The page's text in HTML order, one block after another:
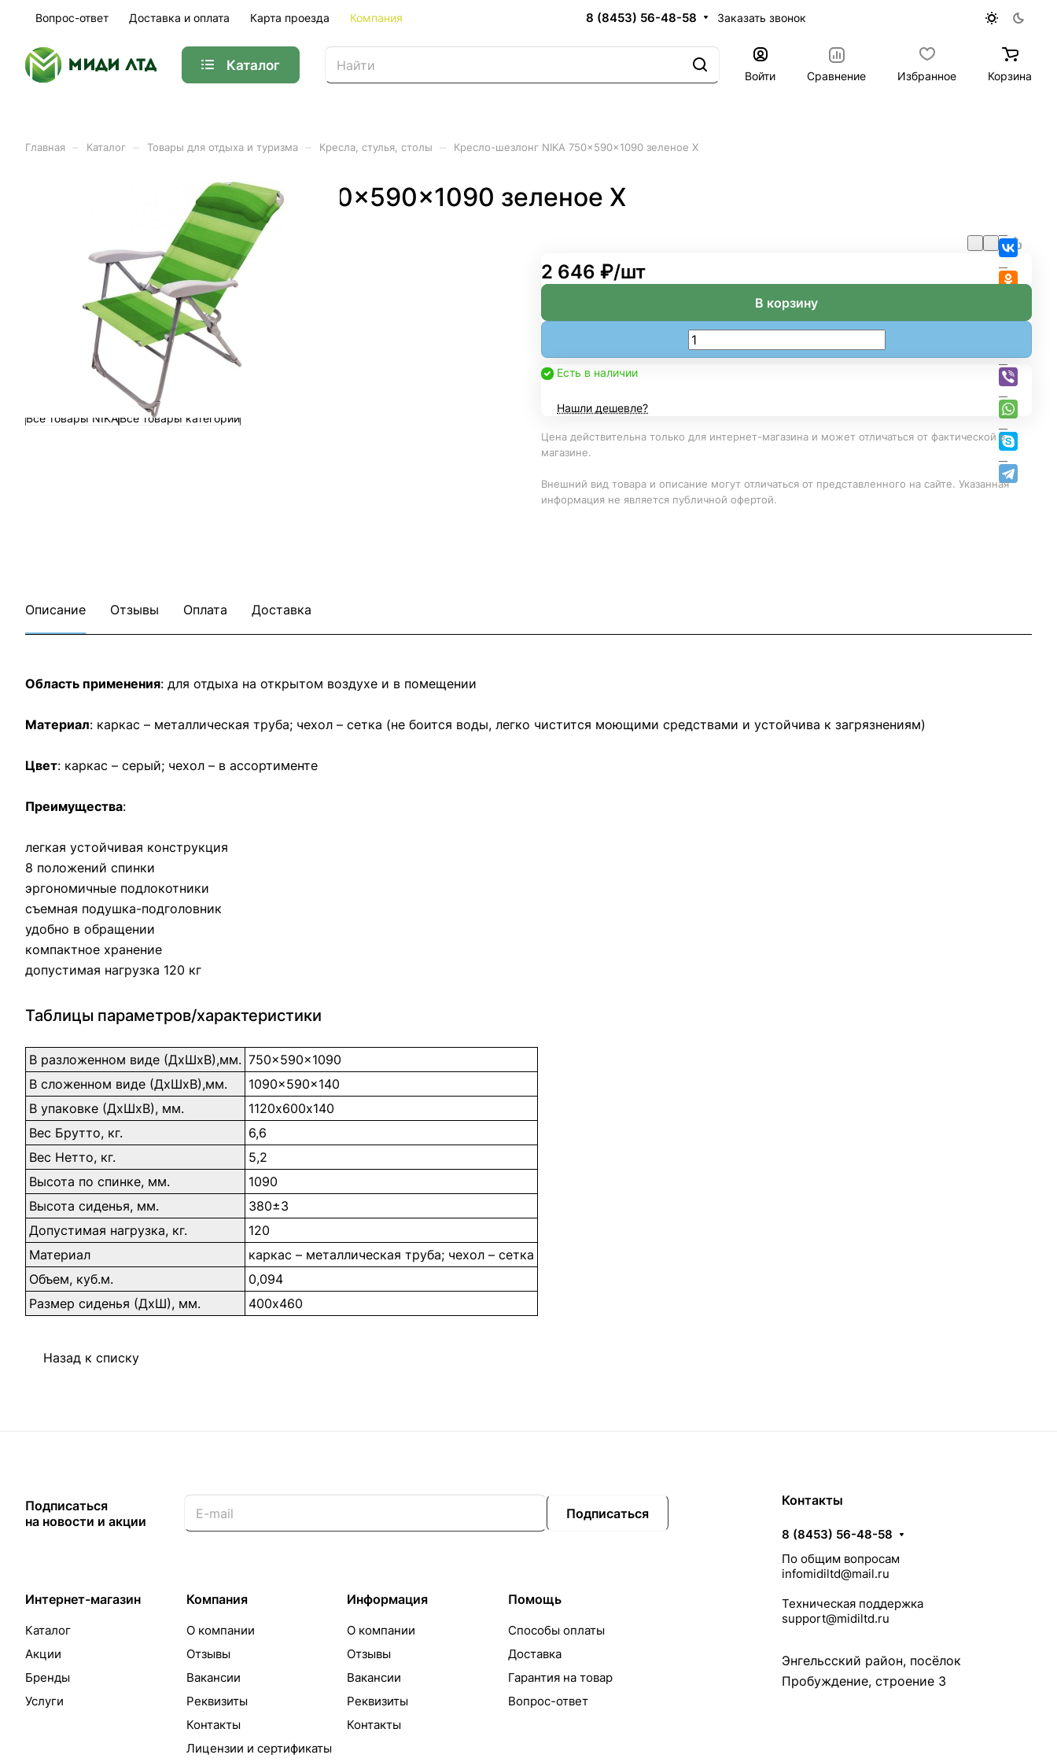
Вопрос-ответ Доставка и оплата Карта проезда Компания 8 (8453) 56-48-58 Заказать звонок
Каталог
Войти Сравнение Избранное Корзина
Главная Каталог Товары для отдыха и туризма Кресла, стулья, столы Кресло-шезлонг NIKA 750x590x1090 зеленое Х
Кресло-шезлонг NIKA 750x590x1090 зеленое Х
Все товары NIKAВсе товары категории
2 646 ₽/шт
В корзину
Есть в наличии
Нашли дешевле?
Цена действительна только для интернет-магазина и может отличаться от фактической в
магазине.
Внешний вид товара и описание могут отличаться от представленного на сайте. Указанная
информация не является публичной офертой.
Описание Отзывы Оплата Доставка
Область применения: для отдыха на открытом воздухе и в помещении
Материал: каркас – металлическая труба; чехол – сетка (не боится воды, легко чистится моющими средствами и устойчива к загрязнениям)
Цвет: каркас – серый; чехол – в ассортименте
Преимущества:
легкая устойчивая конструкция
8 положений спинки
эргономичные подлокотники
съемная подушка-подголовник
удобно в обращении
компактное хранение
допустимая нагрузка 120 кг
Таблицы параметров/характеристики
В разложенном виде (ДхШхВ),мм. 750x590x1090
В сложенном виде (ДхШхВ),мм.
1090x590x140
В упаковке (ДхШхВ), мм.
1120х600х140
Вес Брутто, кг.
6,6
Вес Нетто, кг.
5,2
Высота по спинке, мм.
1090
Высота сиденья, мм.
380±3
Допустимая нагрузка, кг.
120
Материал
каркас – металлическая труба; чехол – сетка
Объем, куб.м.
0,094
Размер сиденья (ДхШ), мм.
400х460
Назад к списку
Подписаться
на новости и акции
Подписаться
Интернет-магазин
Каталог
Акции
Бренды
Услуги
Компания
О компании
Отзывы
Вакансии
Реквизиты
Контакты
Лицензии и сертификаты
Информация
О компании
Отзывы
Вакансии
Реквизиты
Контакты
Помощь
Способы оплаты
Доставка
Гарантия на товар
Вопрос-ответ
Контакты
8 (8453) 56-48-58
По общим вопросам
infomidiltd@mail.ru
Техническая поддержка
support@midiltd.ru
Энгельсский район, посёлок
Пробуждение, строение 3